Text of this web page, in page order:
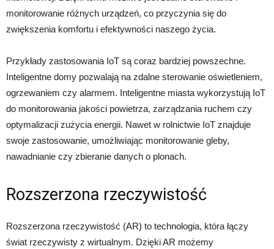
monitorowanie różnych urządzeń, co przyczynia się do
zwiększenia komfortu i efektywności naszego życia.
Przykłady zastosowania IoT są coraz bardziej powszechne.
Inteligentne domy pozwalają na zdalne sterowanie oświetleniem,
ogrzewaniem czy alarmem. Inteligentne miasta wykorzystują IoT
do monitorowania jakości powietrza, zarządzania ruchem czy
optymalizacji zużycia energii. Nawet w rolnictwie IoT znajduje
swoje zastosowanie, umożliwiając monitorowanie gleby,
nawadnianie czy zbieranie danych o plonach.
Rozszerzona rzeczywistość
Rozszerzona rzeczywistość (AR) to technologia, która łączy
świat rzeczywisty z wirtualnym. Dzięki AR możemy